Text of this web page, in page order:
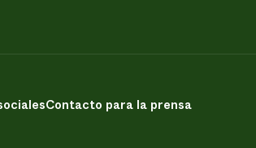
Contacto para la prensa